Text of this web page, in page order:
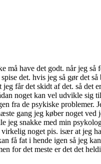
må have det godt. når jeg
det. hvis jeg så gør det
får det skidt af det. så
noget kan vel udvikle
fra de psykiske
gang jeg køber noget
jeg snakke med min
noget pis. især at
få fat i hende igen så jeg
for det meste er det det